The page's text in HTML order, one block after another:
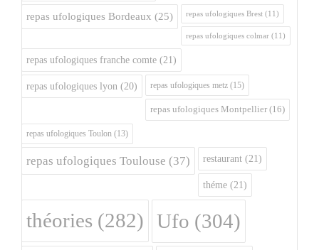
repas ufologiques Bordeaux (25) repas ufologiques Brest (11)
repas ufologiques colmar (11)
repas ufologiques franche comte (21)
repas ufologiques lyon (20) repas ufologiques metz (15)
repas ufologiques Montpellier (16)
repas ufologiques Toulon (13)
repas ufologiques Toulouse (37) restaurant (21)
théme (21)
théories (282) Ufo (304)